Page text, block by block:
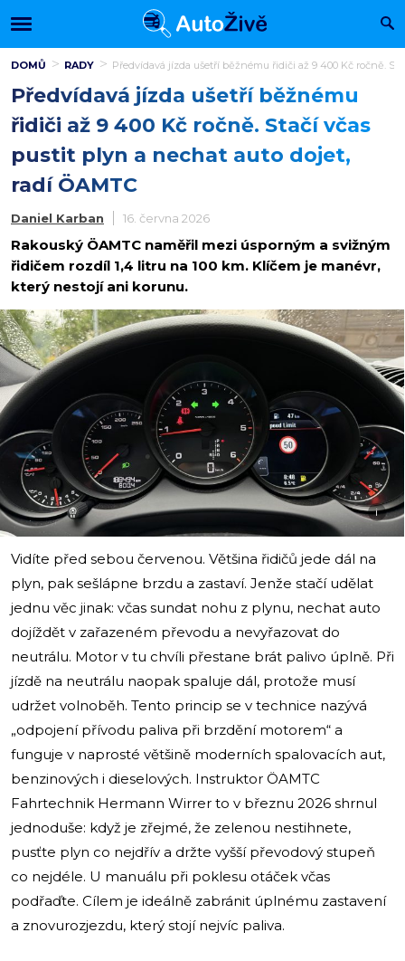
DOMŮ RADY Předvídavá jízda ušetří běžnému řidiči až 9 400 Kč ročně.
Předvídavá jízda ušetří běžnému
řidiči až 9 400 Kč ročně. Stačí včas
pustit plyn a nechat auto dojet,
radí ÖAMTC
Daniel Karban 16. června 2026
Rakouský ÖAMTC naměřil mezi úsporným a svižným
řidičem rozdíl 1,4 litru na 100 km. Klíčem je manévr,
který nestojí ani korunu.
i
Vidíte před sebou červenou. Většina řidičů jede dál na
plyn, pak sešlápne brzdu a zastaví. Jenže stačí udělat
jednu věc jinak: včas sundat nohu z plynu, nechat auto
dojíždět v zařazeném převodu a nevyřazovat do
neutrálu. Motor v tu chvíli přestane brát palivo úplně. Při
jízdě na neutrálu naopak spaluje dál, protože musí
udržet volnoběh. Tento princip se v technice nazývá
„odpojení přívodu paliva při brzdění motorem“ a
funguje v naprosté většině moderních spalovacích aut,
benzinových i dieselových. Instruktor ÖAMTC
Fahrtechnik Hermann Wirrer to v březnu 2026 shrnul
jednoduše: když je zřejmé, že zelenou nestihnete,
pusťte plyn co nejdřív a držte vyšší převodový stupeň
co nejdéle. U manuálu při poklesu otáček včas
podřaďte. Cílem je ideálně zabránit úplnému zastavení
a znovurozjezdu, který stojí nejvíc paliva.